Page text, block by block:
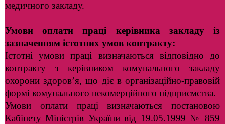
медичного закладу.
Умови оплати праці керівника закладу
із
зазначенням істотних умов контракту:
Істотні умови праці визначаються відповідно до
контракту з керівником комунального закладу
охорони здоров’я, що діє в організаційно-правовій
формі комунального некомерційного підприємства.
Умови оплати праці визначаються постановою
Кабінету Міністрів України від 19.05.1999 № 859